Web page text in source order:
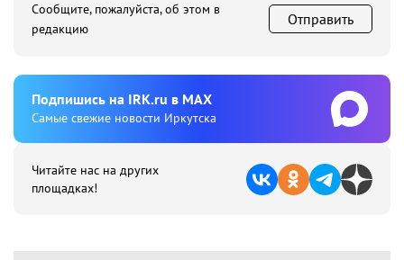
Сообщите, пожалуйста, об этом в
редакцию
Отправить
Подпишиcь на IRK.ru в MAX
Cамые свежие новости Иркутска
Читайте нас на других
площадках!